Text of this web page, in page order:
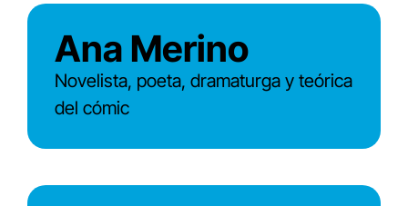
Ana Merino
Novelista, poeta, dramaturga y teórica
del cómic